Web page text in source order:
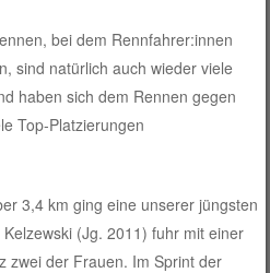
bei dem Rennfahrer:innen
sind natürlich auch wieder viele
haben sich dem Rennen gegen
Top-Platzierungen
3,4 km ging eine unserer jüngsten
(Jg. 2011) fuhr mit einer
zwei der Frauen. Im Sprint der